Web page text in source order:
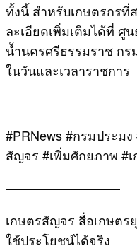
ทั้งนี้ สำหรับเกษตรกรที่
ละเอียดเพิ่มเติมได้ที่
น้ำนครศรีธรรมราช ก
ในวันและเวลาราชการ
#PRNews #กรมประม
สัญจร #เพิ่มศักยภาพ #
—————————
เกษตรสัญจร สื่อเกษต
ใช้ประโยชน์ได้จริง